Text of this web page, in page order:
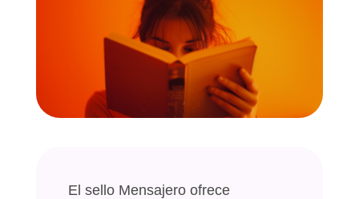
El sello Mensajero ofrece